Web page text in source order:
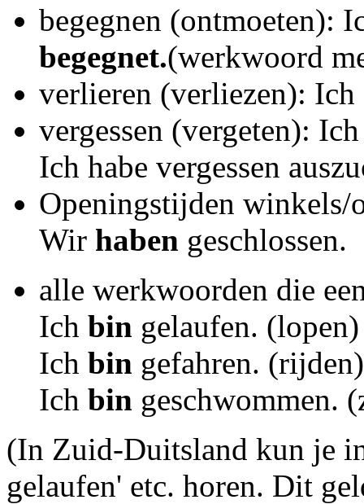
begegnen (ontmoeten):
begegnet.(werkwoord
verlieren (verliezen): Ich
vergessen (vergeten):
Ich habe vergessen
Openingstijden
Wir haben geschlossen.
alle werkwoorden die
Ich bin gelaufen. (lopen)
Ich bin gefahren. (rijden)
Ich bin geschwommen.
(In Zuid-Duitsland kun je
gelaufen' etc. horen. Dit